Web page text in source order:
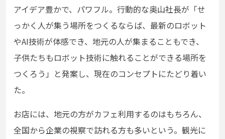
アイデア豊かで、パワフル。行動的な奥山社長が「せ
っかく人が集う場所をつくるならば、最新のロボット
やAI技術が体感でき、地元の人が集まることもでき、
子供たちもロボット技術に触れることができる場所を
つくろう」と発案し、現在のコンセプトにたどり着い
た。
お店には、地元の方がカフェ利用するのはもちろん、
全国から企業の視察で訪れる方も多いという。観光に